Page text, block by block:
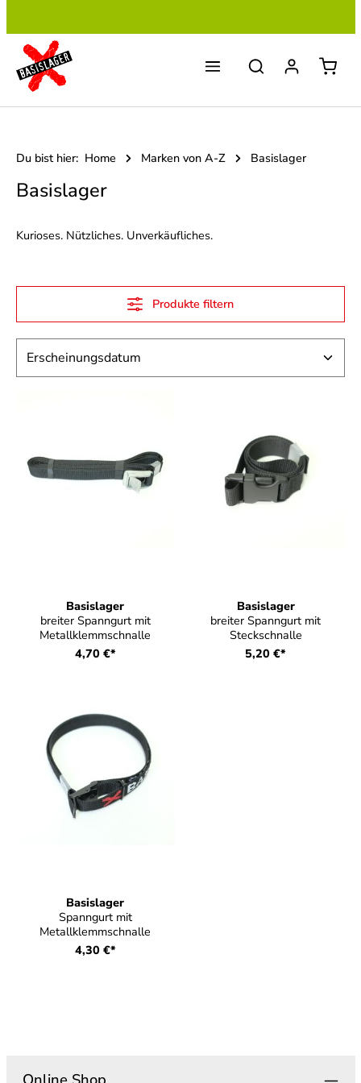
Du bist hier: Home Marken von A-Z Basislager
Basislager
Kurioses. Nützliches. Unverkäufliches.
Produkte filtern
Basislager
breiter Spanngurt mit
Metallklemmschnalle
4,70 €*
Basislager
breiter Spanngurt mit
Steckschnalle
5,20 €*
Basislager
Spanngurt mit
Metallklemmschnalle
4,30 €*